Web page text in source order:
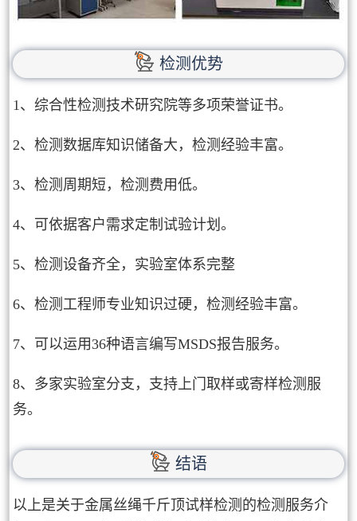
检测优势
1、综合性检测技术研究院等多项荣誉证书。
2、检测数据库知识储备大，检测经验丰富。
3、检测周期短，检测费用低。
4、可依据客户需求定制试验计划。
5、检测设备齐全，实验室体系完整
6、检测工程师专业知识过硬，检测经验丰富。
7、可以运用36种语言编写MSDS报告服务。
8、多家实验室分支，支持上门取样或寄样检测服
务。
结语
以上是关于金属丝绳千斤顶试样检测的检测服务介